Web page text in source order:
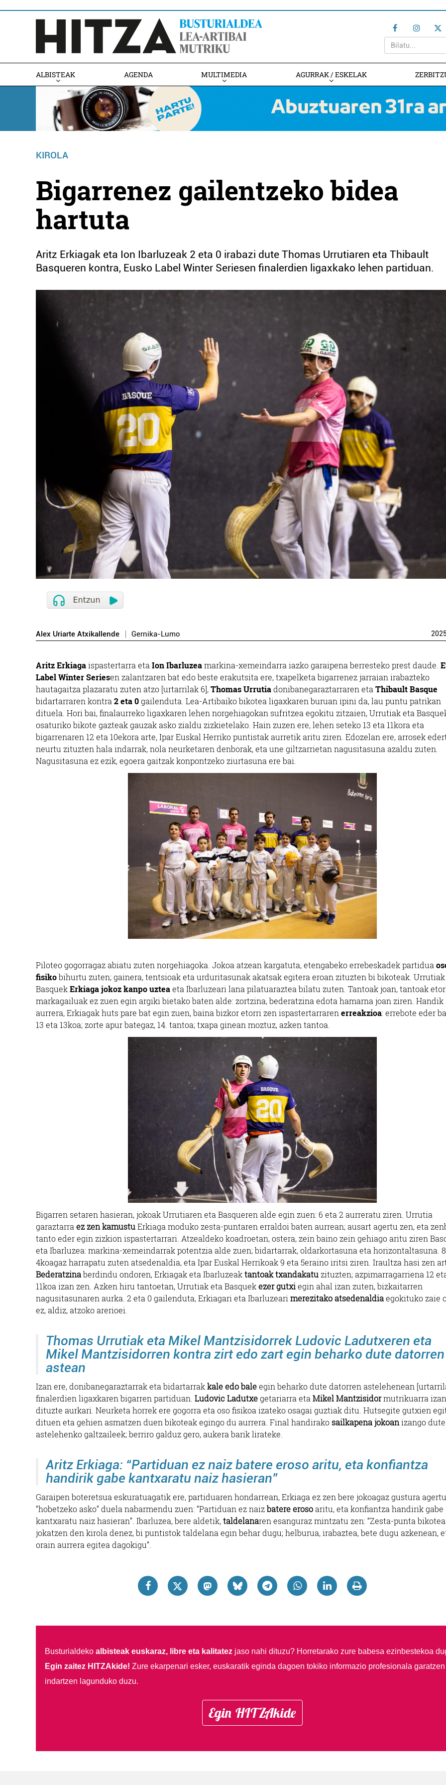
ALBISTEAK AGENDA MULTIMEDIA AGURRAK / ESKELAK
KIROLA
Bigarrenez gailentzeko bidea
hartuta
Aritz Erkiagak eta Ion Ibarluzeak 2 eta 0 irabazi dute Thomas Urrutiaren eta Thibault
Basqueren kontra, Eusko Label Winter Seriesen finalerdien ligaxkako lehen partiduan.
Alex Uriarte Atxikallende Gernika-Lumo
Aritz Erkiagaispastertarra eta Ion Ibarluzeamarkina-xemeindarra iazko garaipena berresteko prest daude.
Label Winter Seriesen zalantzaren bat edo beste erakutsita ere, txapelketa bigarrenez jarraian irabazteko
hautagaitza plazaratu zuten atzo [urtarrilak 6],Thomas Urrutiadonibanegaraztarraren eta Thibault Basque
bidartarraren kontra 2 eta 0gailenduta. Lea-Artibaiko bikotea ligaxkaren buruan ipini da, lau puntu patrikan
dituela. Hori bai, finalaurreko ligaxkaren lehen norgehiagokan sufritzea egokitu zitzaien, Urrutiak eta
osaturiko bikote gazteak gauzak asko zialdu zizkietelako. Hain zuzen ere, lehen seteko 13 eta 11kora eta
bigarrenaren 12 eta 10ekora arte, Ipar Euskal Herriko puntistak aurretik aritu ziren. Edozelan ere, arrosek
neurtu zituzten hala indarrak, nola neurketaren denborak, eta une giltzarrietan nagusitasuna azaldu zuten.
Nagusitasuna ez ezik, egoera gaitzak konpontzeko ziurtasuna ere bai.
Piloteo gogorragaz abiatu zuten norgehiagoka. Jokoa atzean kargatuta, etengabeko errebeskadek partidua
fisikobihurtu zuten; gainera, tentsioak eta urduritasunak akatsak egitera eroan zituzten bi bikoteak.
BasquekErkiaga jokoz kanpo uzteaeta Ibarluzeari lana pilatuaraztea bilatu zuten. Tantoak joan, tantoak
markagailuak ez zuen egin argiki bietako baten alde: zortzina, bederatzina edota hamarna joan ziren. Handik
aurrera, Erkiagak huts pare bat egin zuen, baina bizkor etorri zen ispastertarraren erreakzioa: errebote eder
13 eta 13koa; zorte apur bategaz, 14. tantoa; txapa ginean moztuz, azken tantoa.
Bigarren setaren hasieran, jokoak Urrutiaren eta Basqueren alde egin zuen: 6 eta 2 aurreratu ziren. Urrutia
garaztarra ez zen kamustuErkiaga moduko zesta-puntaren erraldoi baten aurrean; ausart agertu zen, eta
tanto eder egin zizkion ispastertarrari. Atzealdeko koadroetan, ostera, zein baino zein gehiago aritu ziren
eta Ibarluzea: markina-xemeindarrak potentzia alde zuen; bidartarrak, oldarkortasuna eta horizontaltasuna.
4koagaz harrapatu zuten atsedenaldia, eta Ipar Euskal Herrikoak 9 eta 5eraino iritsi ziren. Iraultza hasi zen
Bederatzinaberdindu ondoren, Erkiagak eta Ibarluzeaktantoak txandakatu zituzten; azpimarragarriena 12
11koa izan zen. Azken hiru tantoetan, Urrutiak eta Basquekezer gutxiegin ahal izan zuten, bizkaitarren
nagusitasunaren aurka. 2 eta 0 gailenduta, Erkiagari eta Ibarluzeari merezitako atsedenaldiaegokituko zaie
ez, aldiz, atzoko arerioei.
Thomas Urrutiak eta Mikel Mantzisidorrek Ludovic Ladutxeren eta
Mikel Mantzisidorren kontra zirt edo zart egin beharko dute datorren
astean
Izan ere, donibanegaraztarrak eta bidartarrakkale edo baleegin beharko dute datorren astelehenean
finalerdien ligaxkaren bigarren partiduan. Ludovic Ladutxegetariarra eta Mikel Mantzisidormutrikuarra
dituzte aurkari. Neurketa horrek ere gogorra eta oso fisikoa izateko osagai guztiak ditu. Hutsegite gutxien
dituen eta gehien asmatzen duen bikoteak egingo du aurrera. Final handirakosailkapena jokoanizango dute
astelehenko galtzaileek; berriro galduz gero, aukera barik lirateke.
Aritz Erkiaga: “Partiduan ez naiz batere eroso aritu, eta konfiantza
handirik gabe kantxaratu naiz hasieran”
Garaipen boteretsua eskuratuagatik ere, partiduaren hondarrean, Erkiaga ez zen bere jokoagaz gustura
“hobetzeko asko” duela nabarmendu zuen: “Partiduan ez naizbatere erosoaritu, eta konfiantza handirik gabe
kantxaratu naiz hasieran”. Ibarluzea, bere aldetik,taldelanaren esanguraz mintzatu zen: “Zesta-punta
jokatzen den kirola denez, bi puntistok taldelana egin behar dugu; helburua, irabaztea, bete dugu azkenean,
orain aurrera egitea dagokigu”.
Busturialdeko albisteak euskaraz, libre eta kalitatezjaso nahi dituzu? Horretarako zure babesa ezinbestekoa
Egin zaitez HITZAkide! Zure ekarpenari esker, euskaratik eginda dagoen tokiko informazio profesionala
indartzen lagunduko duzu.
Egin HITZAkide